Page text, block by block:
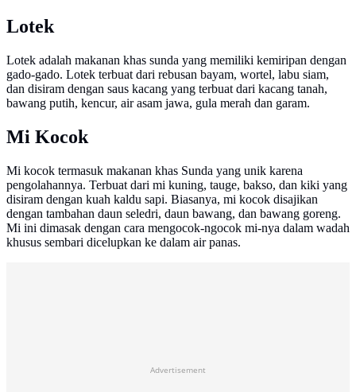
Lotek
Lotek adalah makanan khas sunda yang memiliki kemiripan dengan
gado-gado. Lotek terbuat dari rebusan bayam, wortel, labu siam,
dan disiram dengan saus kacang yang terbuat dari kacang tanah,
bawang putih, kencur, air asam jawa, gula merah dan garam.
Mi Kocok
Mi kocok termasuk makanan khas Sunda yang unik karena
pengolahannya. Terbuat dari mi kuning, tauge, bakso, dan kiki yang
disiram dengan kuah kaldu sapi. Biasanya, mi kocok disajikan
dengan tambahan daun seledri, daun bawang, dan bawang goreng.
Mi ini dimasak dengan cara mengocok-ngocok mi-nya dalam wadah
khusus sembari dicelupkan ke dalam air panas.
Advertisement